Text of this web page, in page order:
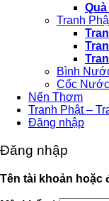
Tranh
Bình
Cốc
Nến Thơm
Tranh Phật –
Đăng nhập
Đăng nhập
Tên tài khoản hoặc